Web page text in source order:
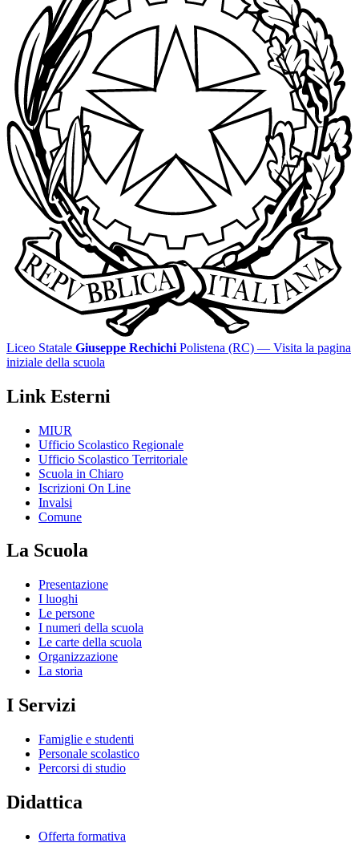
Liceo Statale Giuseppe Rechichi Polistena (RC) — Visita la pagina
iniziale della scuola
Link Esterni
MIUR
Ufficio Scolastico Regionale
Ufficio Scolastico Territoriale
Scuola in Chiaro
Iscrizioni On Line
Invalsi
Comune
La Scuola
Presentazione
I luoghi
Le persone
I numeri della scuola
Le carte della scuola
Organizzazione
La storia
I Servizi
Famiglie e studenti
Personale scolastico
Percorsi di studio
Didattica
Offerta formativa